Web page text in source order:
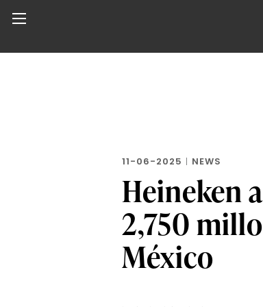
Noticias de negocios, innovación, tecnología
11-06-2025 | NEWS
Heineken
2,750
México